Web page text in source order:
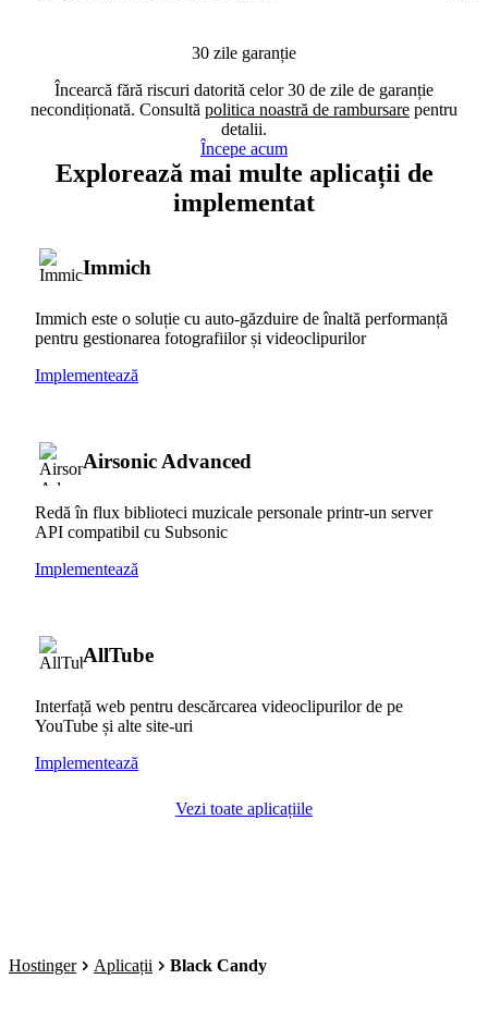
30 zile garanție
Încearcă fără riscuri datorită celor 30 de zile de garanție
necondiționată. Consultă politica noastră de rambursare pentru
detalii.
Începe acum
Explorează mai multe aplicații de
implementat
Immich
Immich este o soluție cu auto-găzduire de înaltă performanță
pentru gestionarea fotografiilor și videoclipurilor
Implementează
Airsonic Advanced
Redă în flux biblioteci muzicale personale printr-un server
API compatibil cu Subsonic
Implementează
AllTube
Interfață web pentru descărcarea videoclipurilor de pe
YouTube și alte site-uri
Implementează
Vezi toate aplicațiile
Hostinger Aplicații Black Candy